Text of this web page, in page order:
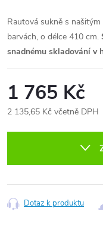
Rautová sukně s
barvách, o délce 410 cm.
snadnému skladování v
1 765 Kč
2 135,65 Kč včetně DPH
Dotaz k produktu